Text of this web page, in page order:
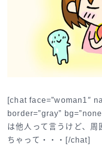
[chat face=”woman1″
border=”gray”
は他人って言うけど、
ちゃって・・・[/chat]